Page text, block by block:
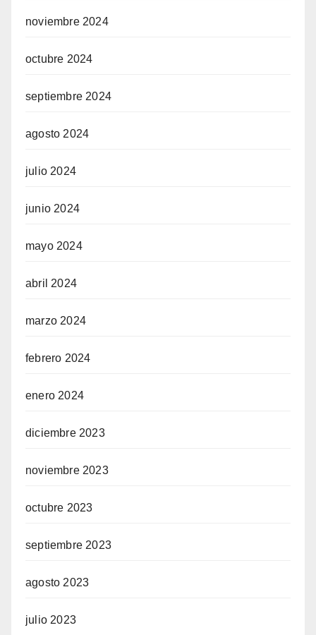
noviembre 2024
octubre 2024
septiembre 2024
agosto 2024
julio 2024
junio 2024
mayo 2024
abril 2024
marzo 2024
febrero 2024
enero 2024
diciembre 2023
noviembre 2023
octubre 2023
septiembre 2023
agosto 2023
julio 2023